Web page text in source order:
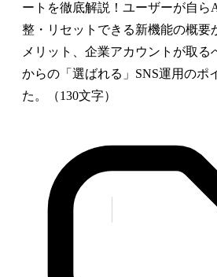
ートを徹底解説！ユーザーが自ら
整・リセットできる新機能の概要
メリット、企業アカウントが取る
からの「選ばれる」SNS運用のポ
た。（130文字）